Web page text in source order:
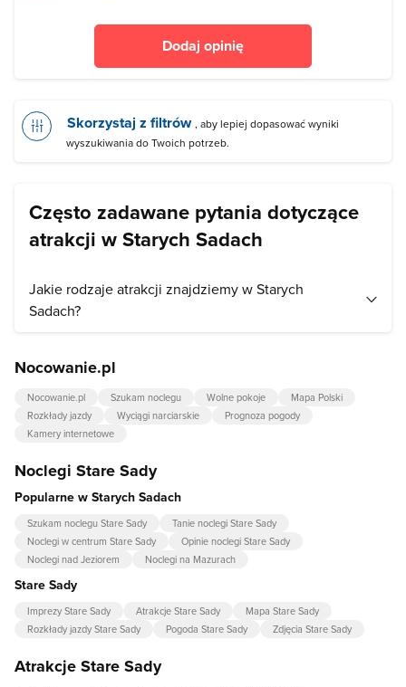
Dodaj opinię
Skorzystaj z filtrów , aby lepiej dopasować wyniki
wyszukiwania do Twoich potrzeb.
Często zadawane pytania dotyczące
atrakcji w Starych Sadach
Jakie rodzaje atrakcji znajdziemy w Starych
Sadach?
kategorii:porty i przystanie
Nocowanie.pl
Nocowanie.pl Szukam noclegu Wolne pokoje
Mapa Polski
Rozkłady jazdy
Wyciągi narciarskie
Prognoza pogody
Kamery internetowe
Noclegi Stare Sady
Popularne w Starych Sadach
Szukam noclegu Stare Sady
Tanie noclegi Stare Sady
Noclegi w centrum Stare Sady
Opinie noclegi Stare Sady
Noclegi nad Jeziorem
Noclegi na Mazurach
Stare Sady
Imprezy Stare Sady Atrakcje Stare Sady
Mapa Stare Sady
Rozkłady jazdy Stare Sady
Pogoda Stare Sady Zdjęcia Stare Sady
Atrakcje Stare Sady